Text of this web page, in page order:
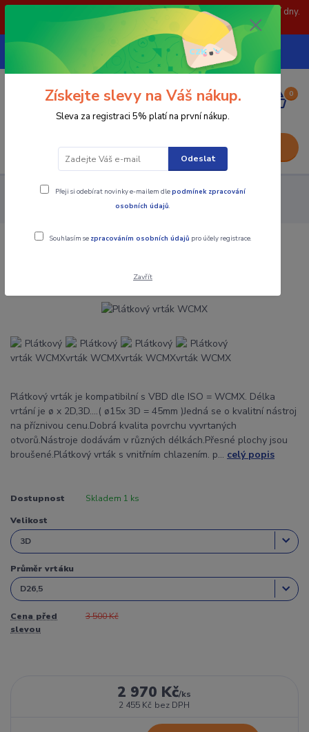
POZOR: 31.7 , 3.8 a 5.8- zavřeno. objednávky odešleme následující dny.
Děkujeme za pochopení.
CZK
739252246
(Po-Pá, 8-15 hod.)
0
0,00 Kč
Nástroje - Kovoobrábění Vrtání
Plátkové vrtáky
Plátkový vrták je kompatibilní s VBD dle ISO = WCMX. Délka
vrtání je ø x 2D,3D....( ø15x 3D = 45mm )Jedná se o kvalitní nástroj
na příznivou cenu.Dobrá kvalita povrchu vyvrtaných
otvorů.Nástroje dodávám v různých délkách.Přesné plochy jsou
broušené.Plátkový vrták s vnitřním chlazením. p... celý popis
Dostupnost Skladem 1 ks
Velikost
Průměr vrtáku
Cena před
slevou
3 500 Kč
2 970 Kč/ks
2 455 Kč bez DPH
Získejte slevy na Váš nákup.
Sleva za registraci 5% platí na první nákup.
Odeslat
Přeji si odebírat novinky e-mailem dlepodmínek zpracování
osobních údajů.
Souhlasím se zpracováním osobních údajů pro účely registrace.
Zavřít